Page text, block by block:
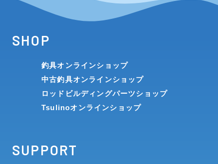
SHOP
釣具オンラインショップ
中古釣具オンラインショップ
ロッドビルディングパーツショップ
Tsulinoオンラインショップ
SUPPORT